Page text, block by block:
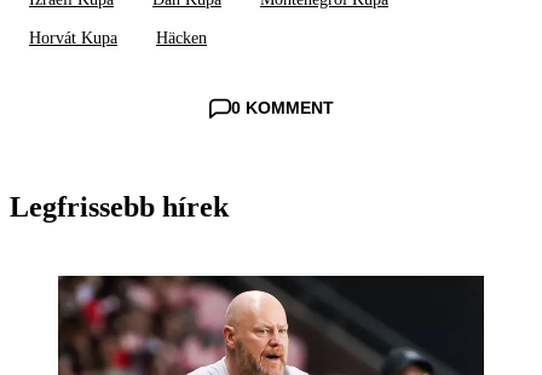
Horvát Kupa Häcken
0 KOMMENT
Legfrissebb hírek